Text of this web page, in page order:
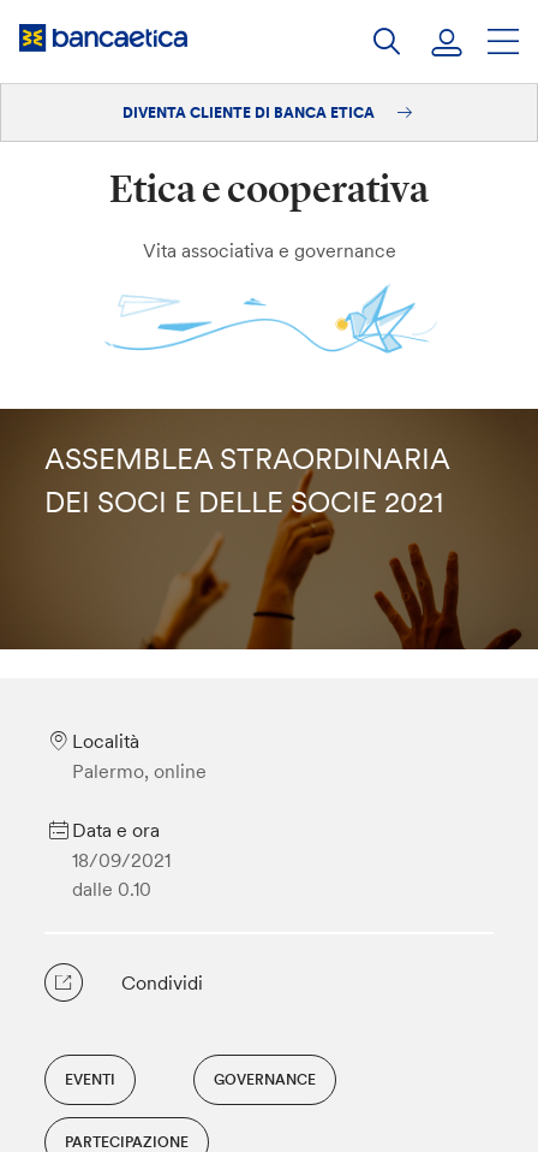
Diventa cliente
DIVENTA CLIENTE DI BANCA ETICA
Etica e cooperativa
Vita associativa e governance
ASSEMBLEA STRAORDINARIA
DEI SOCI E DELLE SOCIE 2021
Località
Palermo, online
Data e ora
18/09/2021
dalle 0.10
Condividi
EVENTI GOVERNANCE
PARTECIPAZIONE